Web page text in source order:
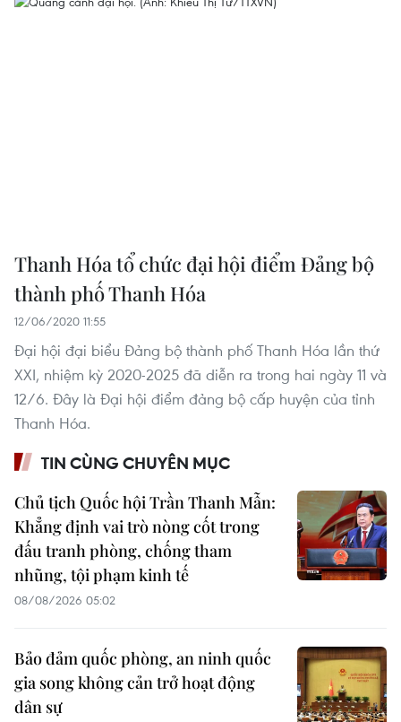
Thanh Hóa tổ chức đại hội điểm Đảng bộ
thành phố Thanh Hóa
12/06/2020 11:55
Đại hội đại biểu Đảng bộ thành phố Thanh Hóa lần thứ
XXI, nhiệm kỳ 2020-2025 đã diễn ra trong hai ngày 11 và
12/6. Đây là Đại hội điểm đảng bộ cấp huyện của tỉnh
Thanh Hóa.
TIN CÙNG CHUYÊN MỤC
Chủ tịch Quốc hội Trần Thanh Mẫn:
Khẳng định vai trò nòng cốt trong
đấu tranh phòng, chống tham
nhũng, tội phạm kinh tế
08/08/2026 05:02
Bảo đảm quốc phòng, an ninh quốc
gia song không cản trở hoạt động
dân sự